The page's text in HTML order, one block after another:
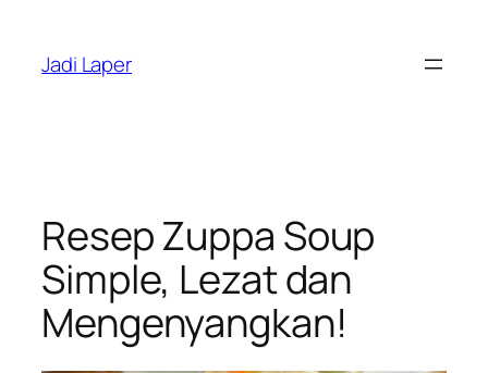
content
Jadi Laper
Resep Zuppa Soup
Simple, Lezat dan
Mengenyangkan!